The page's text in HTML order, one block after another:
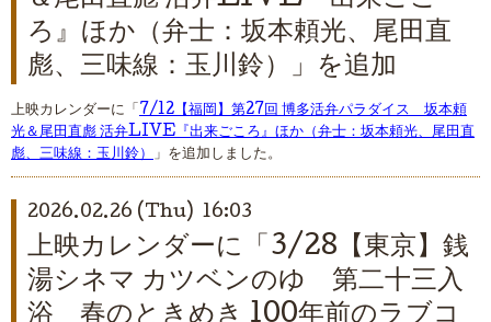
ろ』ほか（弁士：坂本頼光、尾田直
彪、三味線：玉川鈴）」を追加
上映カレンダーに「 7/12【福岡】第27回 博多活弁パラダイス 坂本頼
光＆尾田直彪 活弁LIVE『出来ごころ』ほか（弁士：坂本頼光、尾田直
彪、三味線：玉川鈴） 」を追加しました。
2026.02.26 (Thu) 16:03
上映カレンダーに「3/28【東京】銭
湯シネマ カツベンのゆ 第二十三入
浴 春のときめき 100年前のラブコ